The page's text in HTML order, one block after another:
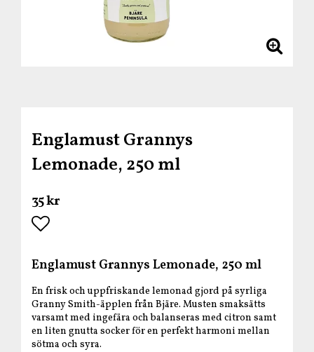
Englamust Grannys
Lemonade, 250 ml
35 kr
Lägg till i favoritlistan
Englamust Grannys Lemonade, 250 ml
En frisk och uppfriskande lemonad gjord på syrliga
Granny Smith-äpplen från Bjäre. Musten smaksätts
varsamt med ingefära och balanseras med citron samt
en liten gnutta socker för en perfekt harmoni mellan
sötma och syra.